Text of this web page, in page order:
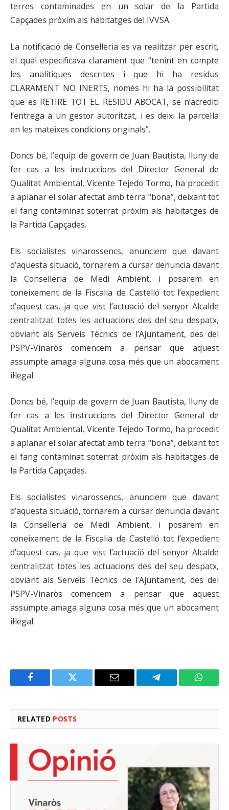
terres contaminades en un solar de la Partida
Capçades pròxim als habitatges del IVVSA.
La notificació de Conselleria es va realitzar per escrit,
el qual especificava clarament que “tenint en compte
les analítiques descrites i que hi ha residus
CLARAMENT NO INERTS, només hi ha la possibilitat
que es RETIRE TOT EL RESIDU ABOCAT, se n’acrediti
l’entrega a un gestor autoritzat, i es deixi la parcel·la
en les mateixes condicions originals”.
Doncs bé, l’equip de govern de Juan Bautista, lluny de
fer cas a les instruccions del Director General de
Qualitat Ambiental, Vicente Tejedo Tormo, ha procedit
a aplanar el solar afectat amb terra “bona”, deixant tot
el fang contaminat soterrat pròxim als habitatges de
la Partida Capçades.
Els socialistes vinarossencs, anunciem que davant
d’aquesta situació, tornarem a cursar denuncia davant
la Conselleria de Medi Ambient, i posarem en
coneixement de la Fiscalia de Castelló tot l’expedient
d’aquest cas, ja que vist l’actuació del senyor Alcalde
centralitzat totes les actuacions des del seu despatx,
obviant als Serveis Tècnics de l’Ajuntament, des del
PSPV-Vinaròs comencem a pensar que aquest
assumpte amaga alguna cosa més que un abocament
il·legal.
Doncs bé, l’equip de govern de Juan Bautista, lluny de
fer cas a les instruccions del Director General de
Qualitat Ambiental, Vicente Tejedo Tormo, ha procedit
a aplanar el solar afectat amb terra “bona”, deixant tot
el fang contaminat soterrat pròxim als habitatges de
la Partida Capçades.
Els socialistes vinarossencs, anunciem que davant
d’aquesta situació, tornarem a cursar denuncia davant
la Conselleria de Medi Ambient, i posarem en
coneixement de la Fiscalia de Castelló tot l’expedient
d’aquest cas, ja que vist l’actuació del senyor Alcalde
centralitzat totes les actuacions des del seu despatx,
obviant als Serveis Tècnics de l’Ajuntament, des del
PSPV-Vinaròs comencem a pensar que aquest
assumpte amaga alguna cosa més que un abocament
il·legal.
Facebook Twitter Email Telegram
RELATED POSTS